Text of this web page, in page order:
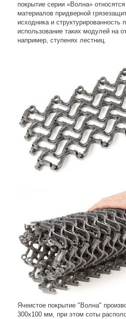
покрытие серии «Волна»
материалов придверной
исходника и структурированность
использование таких модулей на
например, ступенях лестниц.
Ячеистое покрытие "Волна"
300х100 мм, при этом соты